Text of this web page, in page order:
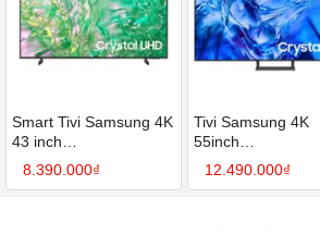
Smart Tivi Samsung 4K
43 inch
UA43DU8000KXXV
8.390.000₫
Tivi Samsung 4K
55inch
UA55CU8500KXXV
12.490.000₫